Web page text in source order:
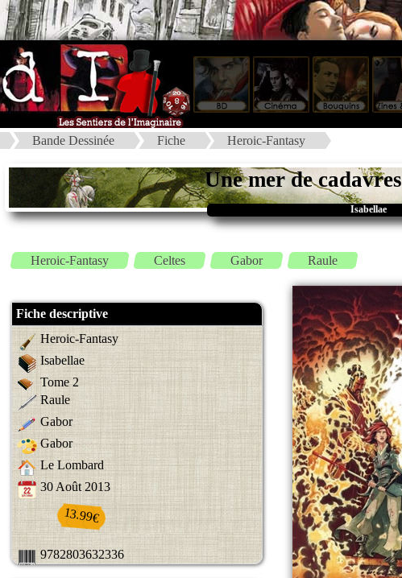
Bande Dessinée Fiche Heroic-Fantasy
Une mer de cadavres
Isabellae
Heroic-Fantasy Celtes Gabor Raule
Fiche descriptive
Heroic-Fantasy
Isabellae
Tome 2
Raule
Gabor
Gabor
Le Lombard
30 Août 2013
13.99€
9782803632336